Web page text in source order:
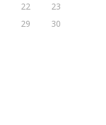
22
23
29
30